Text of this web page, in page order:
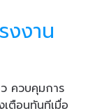
งงาน
ควบคุมการ
ตือนทันทีเมื่อ